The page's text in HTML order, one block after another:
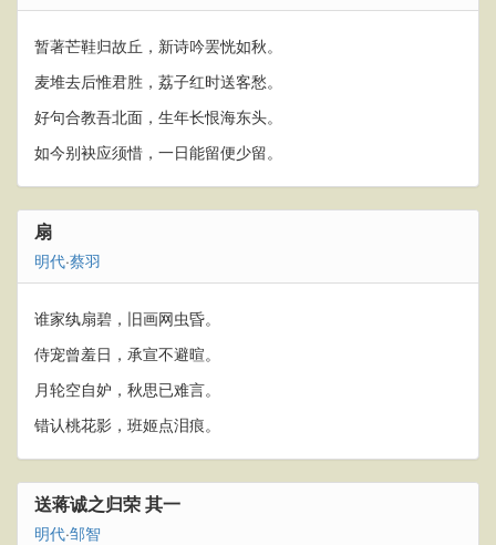
暂著芒鞋归故丘，新诗吟罢恍如秋。
麦堆去后惟君胜，荔子红时送客愁。
好句合教吾北面，生年长恨海东头。
如今别袂应须惜，一日能留便少留。
扇
明代·蔡羽
谁家纨扇碧，旧画网虫昏。
侍宠曾羞日，承宣不避暄。
月轮空自妒，秋思已难言。
错认桃花影，班姬点泪痕。
送蒋诚之归荣 其一
明代·邹智